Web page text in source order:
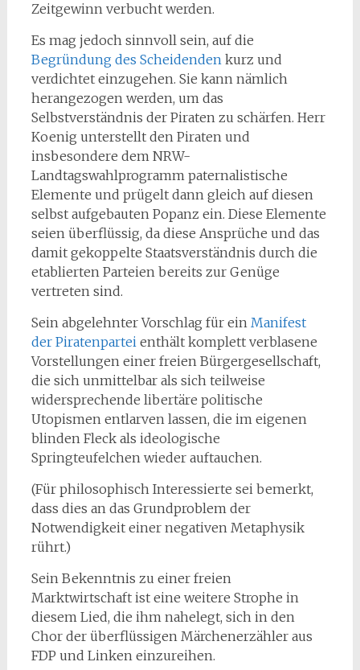
Zeitgewinn verbucht werden.
Es mag jedoch sinnvoll sein, auf die
Begründung des Scheidendenkurz und
verdichtet einzugehen. Sie kann nämlich
herangezogen werden, um das
Selbstverständnis der Piraten zu schärfen. Herr
Koenig unterstellt den Piraten und
insbesondere dem NRW-
Landtagswahlprogramm paternalistische
Elemente und prügelt dann gleich auf diesen
selbst aufgebauten Popanz ein. Diese Elemente
seien überflüssig, da diese Ansprüche und das
damit gekoppelte Staatsverständnis durch die
etablierten Parteien bereits zur Genüge
vertreten sind.
Sein abgelehnter Vorschlag für ein Manifest
der Piratenparteienthält komplett verblasene
Vorstellungen einer freien Bürgergesellschaft,
die sich unmittelbar als sich teilweise
widersprechende libertäre politische
Utopismen entlarven lassen, die im eigenen
blinden Fleck als ideologische
Springteufelchen wieder auftauchen.
(Für philosophisch Interessierte sei bemerkt,
dass dies an das Grundproblem der
Notwendigkeit einer negativen Metaphysik
rührt.)
Sein Bekenntnis zu einer freien
Marktwirtschaft ist eine weitere Strophe in
diesem Lied, die ihm nahelegt, sich in den
Chor der überflüssigen Märchenerzähler aus
FDP und Linken einzureihen.